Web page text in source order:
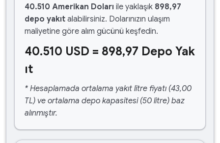
40.510 Amerikan Doları ile yaklaşık 898,97
depo yakıt alabilirsiniz. Dolarınızın ulaşım
maliyetine göre alım gücünü keşfedin.
40.510 USD = 898,97 Depo Yak
ıt
* Hesaplamada ortalama yakıt litre fiyatı (43,00
TL) ve ortalama depo kapasitesi (50 litre) baz
alınmıştır.